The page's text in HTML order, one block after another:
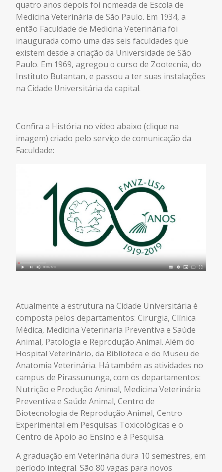
quatro anos depois foi nomeada de Escola de
Medicina Veterinária de São Paulo. Em 1934, a
então Faculdade de Medicina Veterinária foi
inaugurada como uma das seis faculdades que
existem desde a criação da Universidade de São
Paulo. Em 1969, agregou o curso de Zootecnia, do
Instituto Butantan, e passou a ter suas instalações
na Cidade Universitária da capital.
Confira a História no vídeo abaixo (clique na
imagem) criado pelo serviço de comunicação da
Faculdade:
Atualmente a estrutura na Cidade Universitária é
composta pelos departamentos: Cirurgia, Clínica
Médica, Medicina Veterinária Preventiva e Saúde
Animal, Patologia e Reprodução Animal. Além do
Hospital Veterinário, da Biblioteca e do Museu de
Anatomia Veterinária. Há também as atividades no
campus de Pirassununga, com os departamentos:
Nutrição e Produção Animal, Medicina Veterinária
Preventiva e Saúde Animal, Centro de
Biotecnologia de Reprodução Animal, Centro
Experimental em Pesquisas Toxicológicas e o
Centro de Apoio ao Ensino e à Pesquisa.
A graduação em Veterinária dura 10 semestres, em
período integral. São 80 vagas para novos